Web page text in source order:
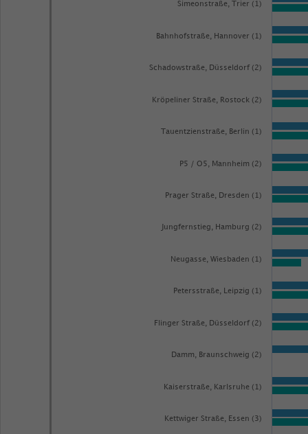
displaying
1.0728900000000001.
Simeonstraße, Trier (1)
Kröpeliner Straße, Rostock (2)
Prager Straße, Dresden (1)
Petersstraße, Leipzig (1)
Kaiserstraße, Karlsruhe (1)
Bahnhofstraße, Hannover (1)
Schadowstraße, Düsseldorf (2)
Tauentzienstraße, Berlin (1)
P5 / O5, Mannheim (2)
Jungfernstieg, Hamburg (2)
Neugasse, Wiesbaden (1)
Flinger Straße, Düsseldorf (2)
Damm, Braunschweig (2)
Kettwiger Straße, Essen (3)